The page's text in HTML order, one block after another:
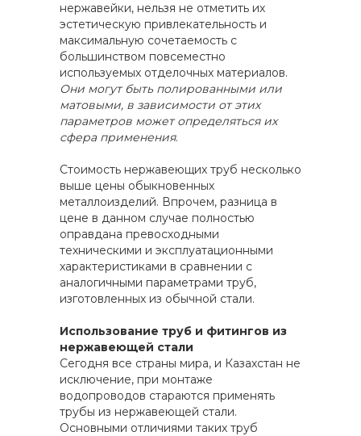
нержавейки, нельзя не отметить их
эстетическую привлекательность и
максимальную сочетаемость с
большинством повсеместно
используемых отделочных материалов.
Они могут быть полированными или
матовыми, в зависимости от этих
параметров может определяться их
сфера применения.
Стоимость нержавеющих труб несколько
выше цены обыкновенных
металлоизделий. Впрочем, разница в
цене в данном случае полностью
оправдана превосходными
техническими и эксплуатационными
характеристиками в сравнении с
аналогичными параметрами труб,
изготовленных из обычной стали.
Использование труб и фитингов из
нержавеющей стали
Сегодня все страны мира, и Казахстан не
исключение, при монтаже
водопроводов стараются применять
трубы из нержавеющей стали.
Основными отличиями таких труб